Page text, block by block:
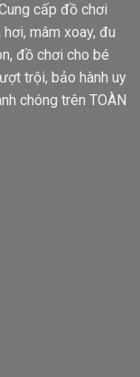
cấp đồ chơi
mâm xoay, đu
đồ chơi cho bé
trội, bảo hành uy
chóng trên TOÀN